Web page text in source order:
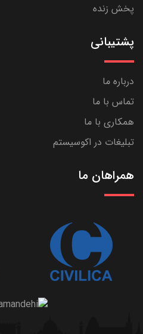
پخش زنده
پشتیبانی
درباره ما
تماس با ما
همکاری با ما
تبلیغات در اکوسیستم
همراهان ما